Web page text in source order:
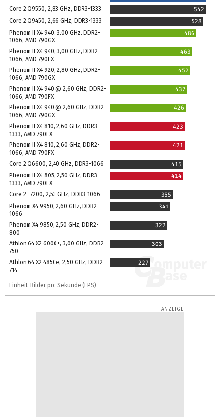
Core 2 Q9550, 2,83 GHz, DDR3-1333
542
Core 2 Q9450, 2,66 GHz, DDR3-1333
528
Phenom II X4 940, 3,00 GHz, DDR2-
1066, AMD 790GX
486
Phenom II X4 940, 3,00 GHz, DDR2-
1066, AMD 790FX
463
Phenom II X4 920, 2,80 GHz, DDR2-
1066, AMD 790GX
452
Phenom II X4 940 @ 2,60 GHz, DDR2-
1066, AMD 790FX
437
Phenom II X4 940 @ 2,60 GHz, DDR2-
1066, AMD 790GX
426
Phenom II X4 810, 2,60 GHz, DDR3-
1333, AMD 790FX
423
Phenom II X4 810, 2,60 GHz, DDR2-
1066, AMD 790FX
421
Core 2 Q6600, 2,40 GHz, DDR3-1066
415
Phenom II X4 805, 2,50 GHz, DDR3-
1333, AMD 790FX
414
Core 2 E7200, 2,53 GHz, DDR3-1066
355
Phenom X4 9950, 2,60 GHz, DDR2-
1066
341
Phenom X4 9850, 2,50 GHz, DDR2-
800
322
Athlon 64 X2 6000+, 3,00 GHz, DDR2-
750
303
Athlon 64 X2 4850e, 2,50 GHz, DDR2-
714
227
Einheit: Bilder pro Sekunde (FPS)